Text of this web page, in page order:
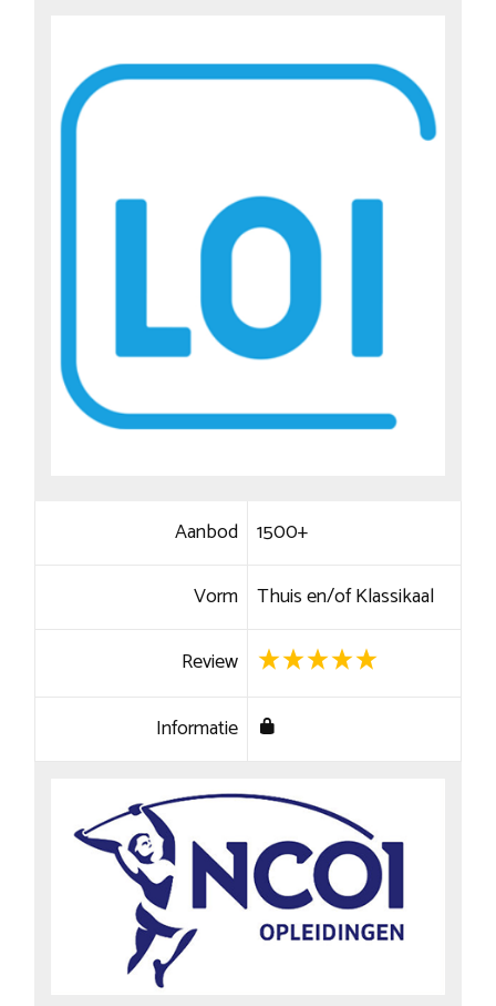
Aanbod 1500+
Vorm Thuis en/of Klassikaal
Review
Informatie